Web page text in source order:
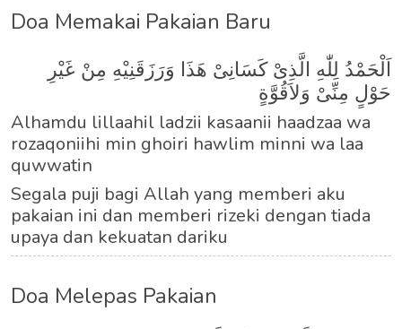
Doa Memakai Pakaian Baru
اَلْحَمْدُ لِلّٰهِ الَّذِىْ كَسَانِىْ هَذَا وَرَزَقَنِيْهِ مِنْ غَيْرِ
حَوْلٍ مِنِّىْ وَلاَقُوَّةٍ
Alhamdu lillaahil ladzii kasaanii haadzaa wa
rozaqoniihi min ghoiri hawlim minni wa laa
quwwatin
Segala puji bagi Allah yang memberi aku
pakaian ini dan memberi rizeki dengan tiada
upaya dan kekuatan dariku
Doa Melepas Pakaian